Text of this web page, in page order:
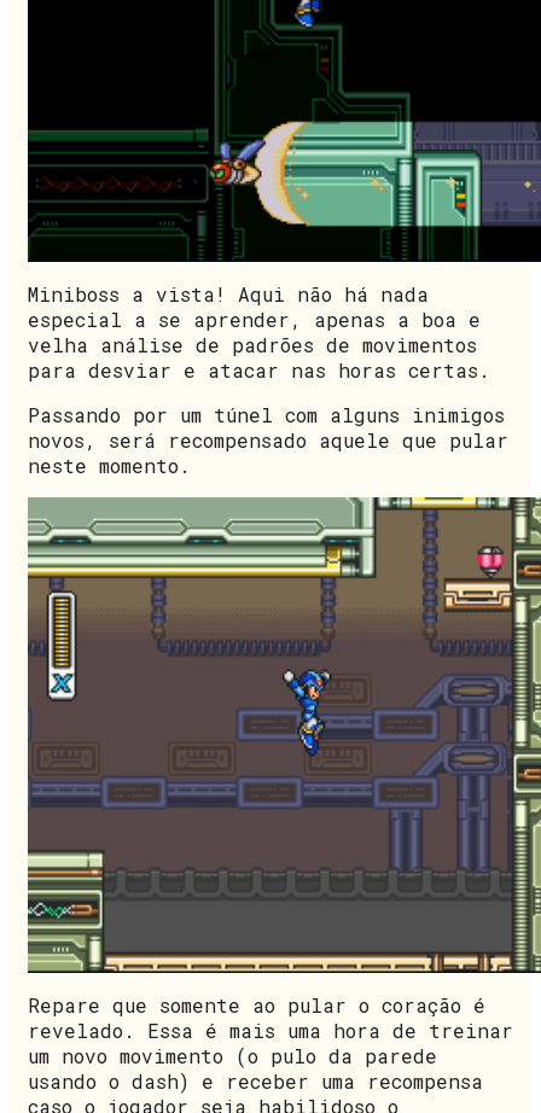
Miniboss a vista! Aqui não há nada
especial a se aprender, apenas a boa e
velha análise de padrões de movimentos
para desviar e atacar nas horas certas.
Passando por um túnel com alguns inimigos
novos, será recompensado aquele que pular
neste momento.
Repare que somente ao pular o coração é
revelado. Essa é mais uma hora de treinar
um novo movimento (o pulo da parede
usando o dash) e receber uma recompensa
caso o jogador seja habilidoso o